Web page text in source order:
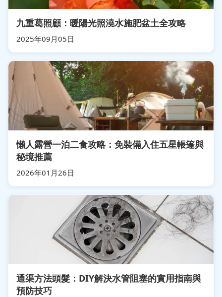
九重葛照顧：暖陽光照澆水施肥盆土全攻略
2025年09月05日
懶人露營一泊二食攻略：免裝備入住五星帳篷與
秘境推薦
2026年01月26日
通渠方法頭髮：DIY解決水管阻塞的實用指南與
預防技巧